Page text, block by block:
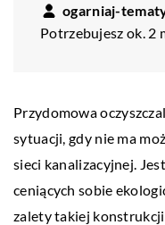
ogarniaj-
Potrzebujesz ok. 2
Przydomowa
sytuacji, gdy nie ma
sieci kanalizacyjnej.
ceniących sobie
zalety takiej